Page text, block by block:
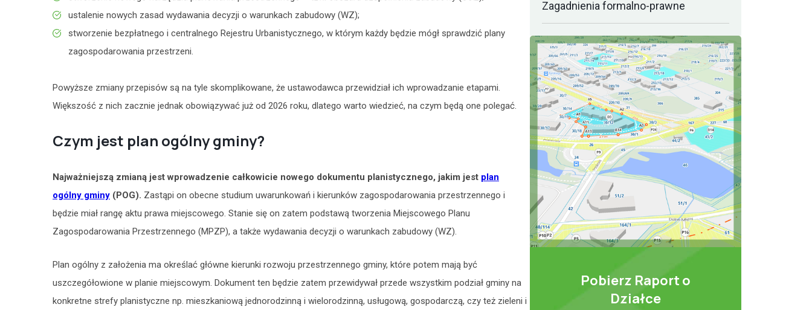
ustalenie nowych zasad wydawania decyzji o warunkach zabudowy (WZ);
stworzenie bezpłatnego i centralnego Rejestru Urbanistycznego, w którym każdy będzie mógł sprawdzić plany
zagospodarowania przestrzeni.
Powyższe zmiany przepisów są na tyle skomplikowane, że ustawodawca przewidział ich wprowadzanie etapami.
Większość z nich zacznie jednak obowiązywać już od 2026 roku, dlatego warto wiedzieć, na czym będą one polegać.
Czym jest plan ogólny gminy?
Najważniejszą zmianą jest wprowadzenie całkowicie nowego dokumentu planistycznego, jakim jest plan
ogólny gminy (POG). Zastąpi on obecne studium uwarunkowań i kierunków zagospodarowania przestrzennego i
będzie miał rangę aktu prawa miejscowego. Stanie się on zatem podstawą tworzenia Miejscowego Planu
Zagospodarowania Przestrzennego (MPZP), a także wydawania decyzji o warunkach zabudowy (WZ).
Plan ogólny z założenia ma określać główne kierunki rozwoju przestrzennego gminy, które potem mają być
uszczegółowione w planie miejscowym. Dokument ten będzie zatem przewidywał przede wszystkim podział gminy na
konkretne strefy planistyczne np. mieszkaniową jednorodzinną i wielorodzinną, usługową, gospodarczą, czy też zieleni i
Zagadnienia formalno-prawne
Pobierz Raport o
Działce